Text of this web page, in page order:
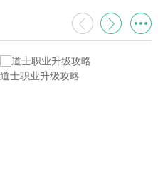
道士职业升级攻略